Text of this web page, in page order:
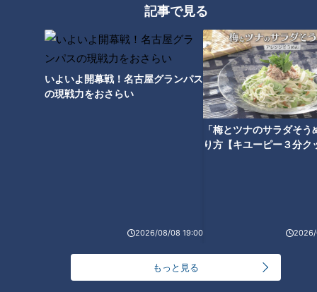
記事で見る
いよいよ開幕戦！名古屋グランパス
の現戦力をおさらい
2026/08/08 19:00
「梅とツナのサラダそう
り方【キユーピー３分ク
2026/
もっと見る
「初代社長・寺西長一さん」提供：寺西化学工業株式会社
そんなペンに魅了された日本人がいた。１８９８年（明治３１
年）に大阪で生まれた寺西長一（てらにし・ちょういち）さ
ん、船場の商店でインクの製造を学び、１８歳だった１９１６
年（大正５年）に「寺西化学工業所」を創業した。インク、ク
レヨン、そして絵の具などを製造していたが、終戦後、米国製
の“あるペン”と出会うことになる。それは、戦後復興のため産